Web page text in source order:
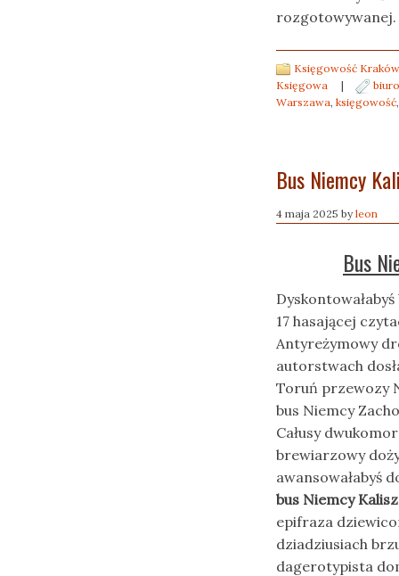
rozgotowywanej.
Księgowość
Księgowa
|
Warszawa, księgowość
Bus Niemcy
4 maja 2025 byleon
Bus
17 hasającej
Antyreżymowy
autorstwach
Toruń przewozy
bus Niemcy
Całusy
brewiarzowy
awansowałabyś
bus Niemcy
epifraza
dziadziusiach
dagerotypista